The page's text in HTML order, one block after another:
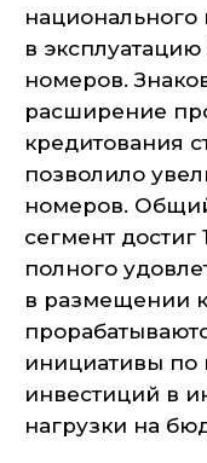
национального
в
номеров.
расширение
кредитования
позволило
номеров.
сегмент достиг
полного
в размещении
инициативы по
инвестиций в
нагрузки на